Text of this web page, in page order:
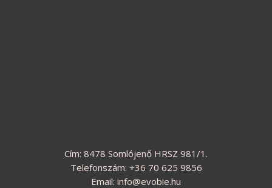
Cím: 8478 Somlójenő HRSZ 981/1.
Telefonszám: +36 70 625 9856
Email: info@evobie.hu